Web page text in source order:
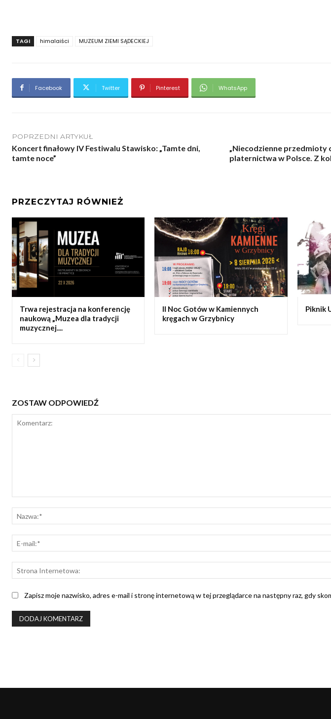
TAGI himalaiści MUZEUM ZIEMI SĄDECKIEJ
Facebook Twitter Pinterest WhatsApp
POPRZEDNI ARTYKUŁ
Koncert finałowy IV Festiwalu Stawisko: „Tamte dni,
tamte noce”
„Niecodzienne
platernictwa w Polsce. Z
PRZECZYTAJ RÓWNIEŻ
Trwa rejestracja na konferencję
naukową „Muzea dla tradycji
muzycznej....
II Noc Gotów w Kamiennych
kręgach w Grzybnicy
Piknik
ZOSTAW ODPOWIEDŹ
Zapisz moje nazwisko, adres e-mail i stronę internetową w tej przeglądarce na następny raz, gdy